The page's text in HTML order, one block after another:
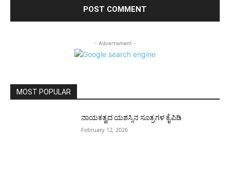
- Advertisment -
MOST POPULAR
ನಾಯಕತ್ವದ ಯಶಸ್ಸಿನ ಸೂತ್ರಗಳ ಕೈಪಿಡಿ
February 12, 2026